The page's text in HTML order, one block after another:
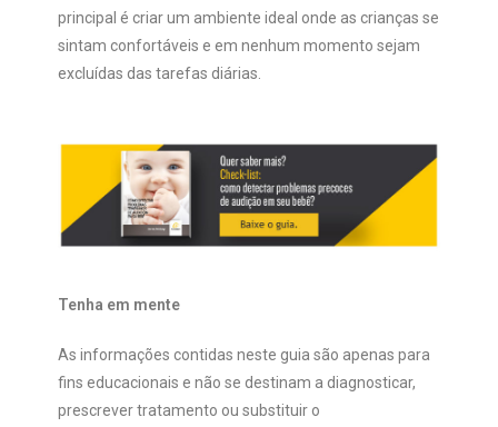
principal é criar um ambiente ideal onde as crianças se
sintam confortáveis e em nenhum momento sejam
excluídas das tarefas diárias.
Tenha em mente
As informações contidas neste guia são apenas para
fins educacionais e não se destinam a diagnosticar,
prescrever tratamento ou substituir o